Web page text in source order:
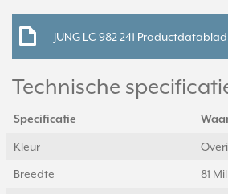
JUNG LC 982 241 Productdatablad
Technische
Specificatie
Kleur
Breedte 81